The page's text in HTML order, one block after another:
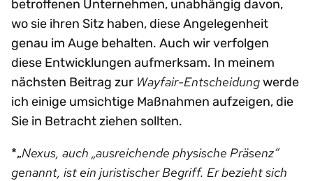
betroffenen Unternehmen, unabhängig davon,
wo sie ihren Sitz haben, diese Angelegenheit
genau im Auge behalten. Auch wir verfolgen
diese Entwicklungen aufmerksam. In meinem
nächsten Beitrag zur Wayfair-Entscheidungwerde
ich einige umsichtige Maßnahmen aufzeigen, die
Sie in Betracht ziehen sollten.
*„Nexus, auch „ausreichende physische Präsenz“
genannt, ist ein juristischer Begriff. Er bezieht sich